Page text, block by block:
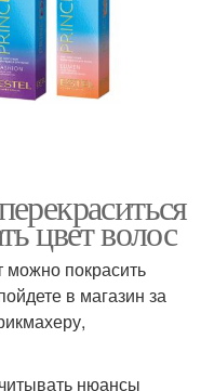
цвет волос
можно покрасить
в магазин за
нюансы